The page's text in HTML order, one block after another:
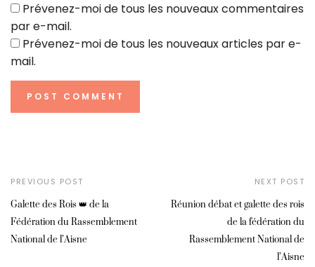
Prévenez-moi de tous les nouveaux commentaires
par e-mail.
Prévenez-moi de tous les nouveaux articles par e-
mail.
PREVIOUS POST
Galette des Rois 👑 de la
Fédération du Rassemblement
National de l’Aisne
NEXT POST
Réunion débat et galette des rois
de la fédération du
Rassemblement National de
l’Aisne